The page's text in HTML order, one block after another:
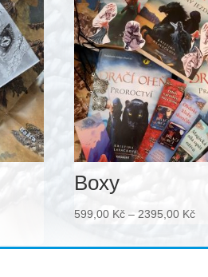
Boxy
599,00 Kč – 2395,00 Kč